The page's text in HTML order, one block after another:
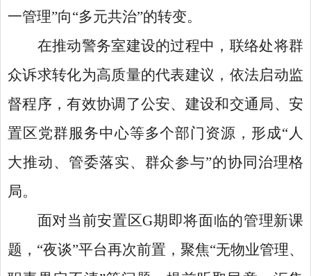
一管理”向“多元共治”的转变。
在推动警务室建设的过程中，联络处将群
众诉求转化为高质量的代表建议，依法启动监
督程序，有效协调了公安、建设和交通局、安
置区党群服务中心等多个部门资源，形成“人
大推动、管委落实、群众参与”的协同治理格
局。
面对当前安置区G期即将面临的管理新课
题，“夜谈”平台再次前置，聚焦“无物业管理、